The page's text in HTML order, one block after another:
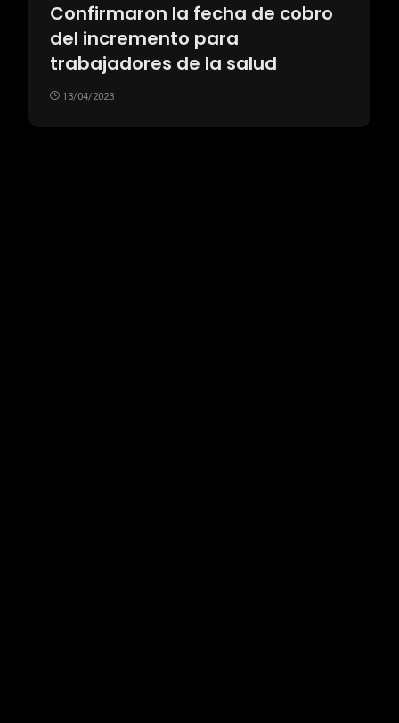
Confirmaron la fecha de cobro
del incremento para
trabajadores de la salud
13/04/2023